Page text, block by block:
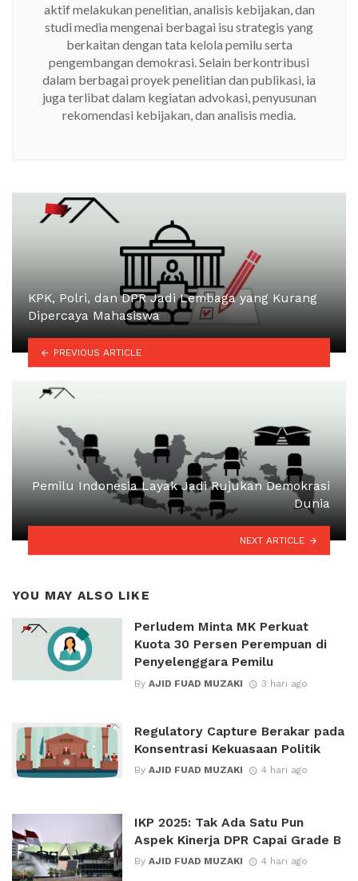
aktif melakukan penelitian, analisis kebijakan, dan
studi media mengenai berbagai isu strategis yang
berkaitan dengan tata kelola pemilu serta
pengembangan demokrasi. Selain berkontribusi
dalam berbagai proyek penelitian dan publikasi, ia
juga terlibat dalam kegiatan advokasi, penyusunan
rekomendasi kebijakan, dan analisis media.
KPK, Polri, dan DPR Jadi Lembaga yang Kurang
Dipercaya Mahasiswa
PREVIOUS ARTICLE
Pemilu Indonesia Layak Jadi Rujukan Demokrasi
Dunia
NEXT ARTICLE
YOU MAY ALSO LIKE
Perludem Minta MK Perkuat
Kuota 30 Persen Perempuan di
Penyelenggara Pemilu
By AJID FUAD MUZAKI 3 hari ago
Regulatory Capture Berakar pada
Konsentrasi Kekuasaan Politik
By AJID FUAD MUZAKI 4 hari ago
IKP 2025: Tak Ada Satu Pun
Aspek Kinerja DPR Capai Grade B
By AJID FUAD MUZAKI 4 hari ago